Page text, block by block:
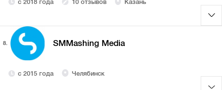
с 2018 года 10 отзывов Казань
8. SMMashing Media
с 2015 года Челябинск